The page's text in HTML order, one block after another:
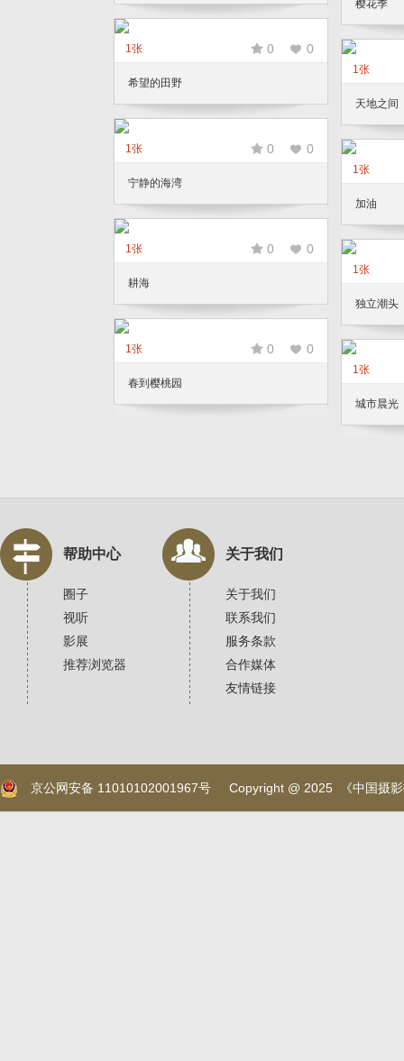
樱花季
1张 0 0
希望的田野
1张
天地之间
1张 0 0
宁静的海湾
1张
加油
1张 0 0
耕海
1张
独立潮头
1张 0 0
春到樱桃园
1张
城市晨光
帮助中心 关于我们
圈子
视听
影展
推荐浏览器
关于我们
联系我们
服务条款
合作媒体
友情链接
京公网安备 11010102001967号 Copyright @ 2025 《中国摄